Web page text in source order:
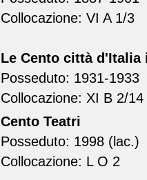
Collocazione: VI A 1/3
Le Cento città d'Italia
Posseduto: 1931-1933
Collocazione: XI B 2/14
Cento Teatri
Posseduto: 1998 (lac.)
Collocazione: L O 2